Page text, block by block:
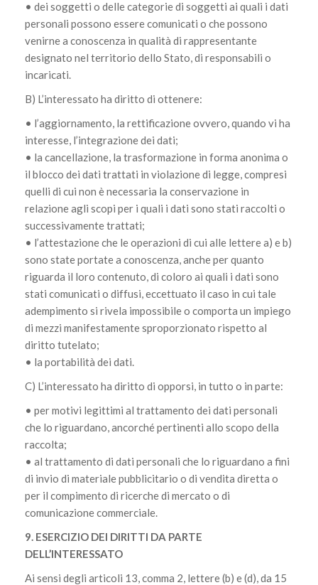
• dei soggetti o delle categorie di soggetti ai quali i dati
personali possono essere comunicati o che possono
venirne a conoscenza in qualità di rappresentante
designato nel territorio dello Stato, di responsabili o
incaricati.
B) L’interessato ha diritto di ottenere:
• l’aggiornamento, la rettificazione ovvero, quando vi ha
interesse, l’integrazione dei dati;
• la cancellazione, la trasformazione in forma anonima o
il blocco dei dati trattati in violazione di legge, compresi
quelli di cui non è necessaria la conservazione in
relazione agli scopi per i quali i dati sono stati raccolti o
successivamente trattati;
• l’attestazione che le operazioni di cui alle lettere a) e b)
sono state portate a conoscenza, anche per quanto
riguarda il loro contenuto, di coloro ai quali i dati sono
stati comunicati o diffusi, eccettuato il caso in cui tale
adempimento si rivela impossibile o comporta un impiego
di mezzi manifestamente sproporzionato rispetto al
diritto tutelato;
• la portabilità dei dati.
C) L’interessato ha diritto di opporsi, in tutto o in parte:
• per motivi legittimi al trattamento dei dati personali
che lo riguardano, ancorché pertinenti allo scopo della
raccolta;
• al trattamento di dati personali che lo riguardano a fini
di invio di materiale pubblicitario o di vendita diretta o
per il compimento di ricerche di mercato o di
comunicazione commerciale.
9. ESERCIZIO DEI DIRITTI DA PARTE
DELL’INTERESSATO
Ai sensi degli articoli 13, comma 2, lettere (b) e (d), da 15